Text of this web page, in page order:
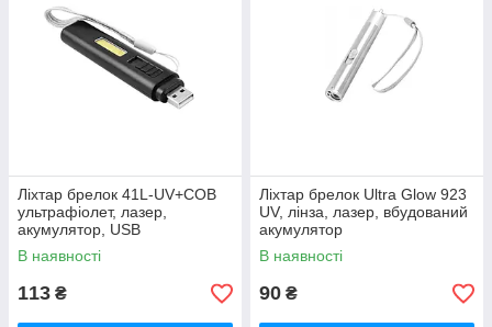
Ліхтар брелок 41L-UV+COB
ультрафіолет, лазер,
акумулятор, USB
В наявності
113 ₴
Ліхтар брелок Ultra Glow 923
UV, лінза, лазер, вбудований
акумулятор
В наявності
90 ₴